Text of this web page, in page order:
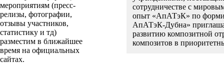
мероприятиям (пресс-
релизы, фотографии,
отзывы участников,
статистику и тд)
разместим в ближайшее
время на официальных
сайтах.
сотрудничестве с
опыт «АпАТэК» по
АпАТэК-Дубна»
развитию композитной
композитов в